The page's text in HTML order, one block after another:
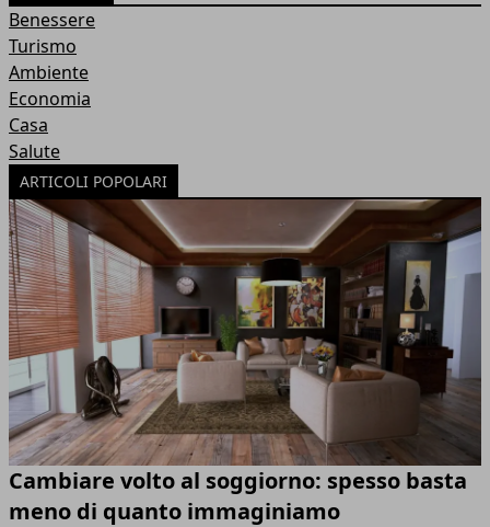
Benessere
Turismo
Ambiente
Economia
Casa
Salute
ARTICOLI POPOLARI
Cambiare volto al soggiorno: spesso basta
meno di quanto immaginiamo